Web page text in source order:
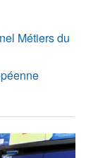
Métiers du